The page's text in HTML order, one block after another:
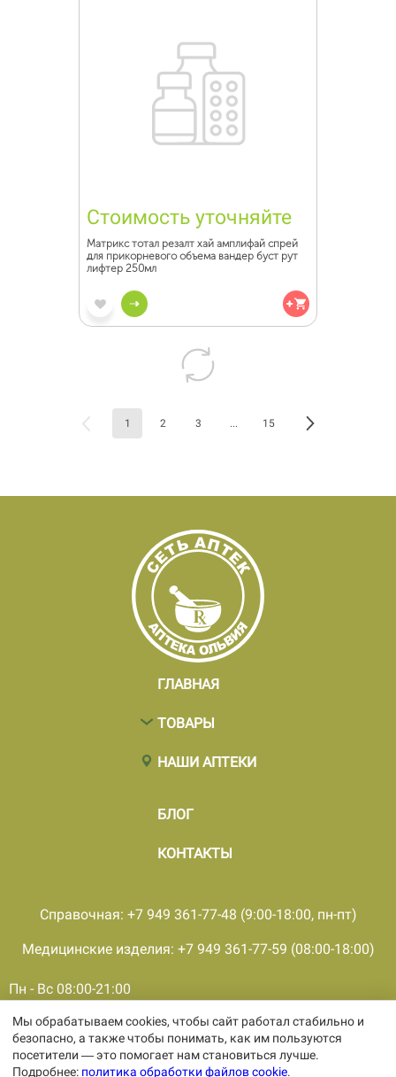
Стоимость уточняйте
Матрикс тотал резалт хай амплифай спрей
для прикорневого объема вандер буст рут
лифтер 250мл
1 2 3 ... 15
ГЛАВНАЯ
ТОВАРЫ
НАШИ АПТЕКИ
БЛОГ
КОНТАКТЫ
Пн - Вс 08:00-21:00
Справочная: +7 949 361-77-48 (9:00-18:00, пн-пт)
Медицинские изделия: +7 949 361-77-59 (08:00-18:00)
© 2001 - 2026, все права защищены, ООО «ПКМФ «Ольвия-
Мединвест», ИНН 9308009362 КПП 930301001
Политика конфиденциальности
Мы обрабатываем cookies, чтобы сайт работал стабильно и
безопасно, а также чтобы понимать, как им пользуются
посетители — это помогает нам становиться лучше.
Подробнее: политика обработки файлов cookie.